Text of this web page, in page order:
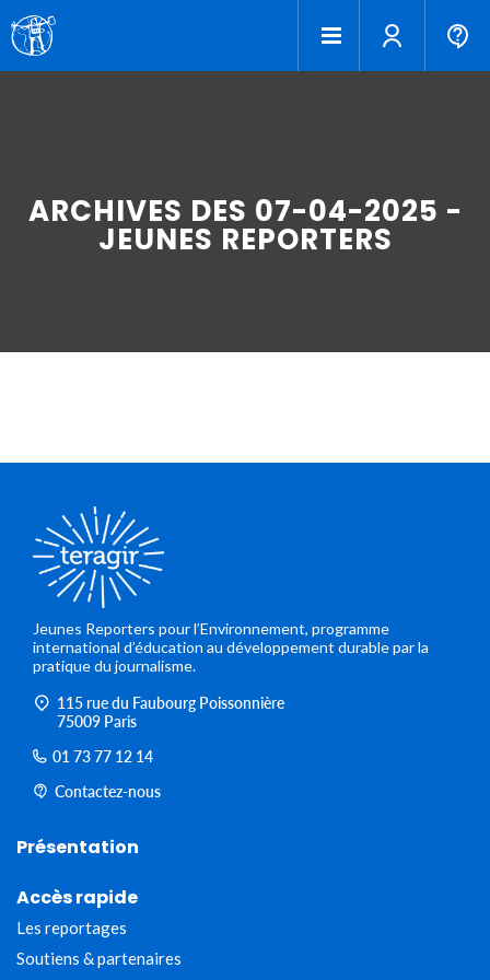
ARCHIVES DES 07-04-2025 -
JEUNES REPORTERS
Jeunes Reporters pour l’Environnement, programme
international d’éducation au développement durable par la
pratique du journalisme.
115 rue du Faubourg Poissonnière
75009 Paris
01 73 77 12 14
Contactez-nous
Présentation
Accès rapide
Les reportages
Soutiens & partenaires